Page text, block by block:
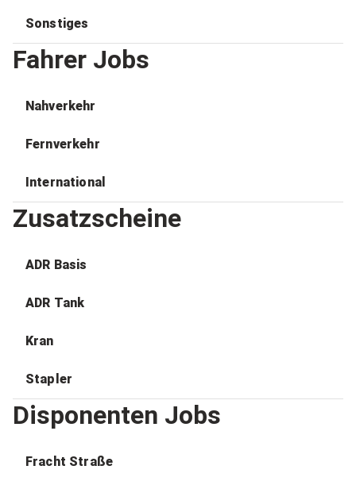
Sonstiges
Fahrer Jobs
Nahverkehr
Fernverkehr
International
Zusatzscheine
ADR Basis
ADR Tank
Kran
Stapler
Disponenten Jobs
Fracht Straße